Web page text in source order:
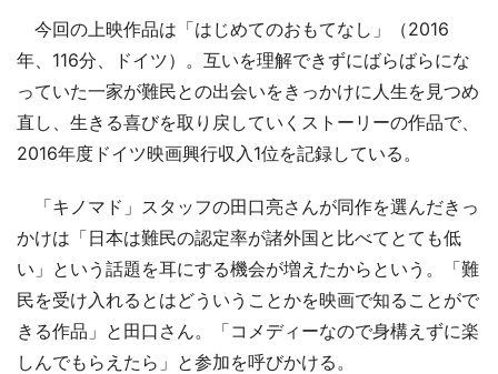
今回の上映作品は「はじめてのおもてなし」（2016
年、116分、ドイツ）。互いを理解できずにばらばらにな
っていた一家が難民との出会いをきっかけに人生を見つめ
直し、生きる喜びを取り戻していくストーリーの作品で、
2016年度ドイツ映画興行収入1位を記録している。
「キノマド」スタッフの田口亮さんが同作を選んだきっ
かけは「日本は難民の認定率が諸外国と比べてとても低
い」という話題を耳にする機会が増えたからという。「難
民を受け入れるとはどういうことかを映画で知ることがで
きる作品」と田口さん。「コメディーなので身構えずに楽
しんでもらえたら」と参加を呼びかける。